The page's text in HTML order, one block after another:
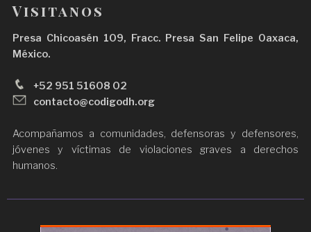
Visitanos
Presa Chicoasén 109, Fracc. Presa San Felipe Oaxaca,
México.
+52 951 51608 02
contacto@codigodh.org
Acompañamos a comunidades, defensoras y defensores,
jóvenes y víctimas de violaciones graves a derechos
humanos.